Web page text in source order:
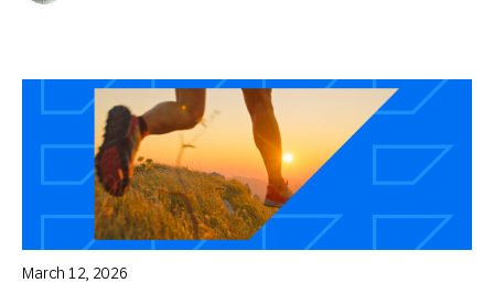
March 12, 2026